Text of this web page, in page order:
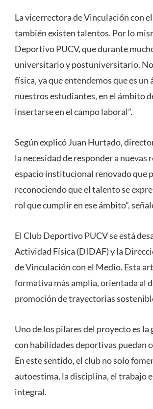
La vicerrectora de Vinculación con
también existen talentos. Por lo
Deportivo PUCV, que durante
universitario y postuniversitario.
física, ya que entendemos que es
nuestros estudiantes, en el ámbito
insertarse en el campo laboral”.
Según explicó Juan Hurtado,
la necesidad de responder a
espacio institucional renovado que
reconociendo que el talento se
rol que cumplir en ese ámbito”,
El Club Deportivo PUCV se está
Actividad Física (DIDAF) y la
de Vinculación con el Medio. Esta
formativa más amplia, orientada al
promoción de trayectorias
Uno de los pilares del proyecto es
con habilidades deportivas puedan
En este sentido, el club no solo
autoestima, la disciplina, el trabajo
integral.